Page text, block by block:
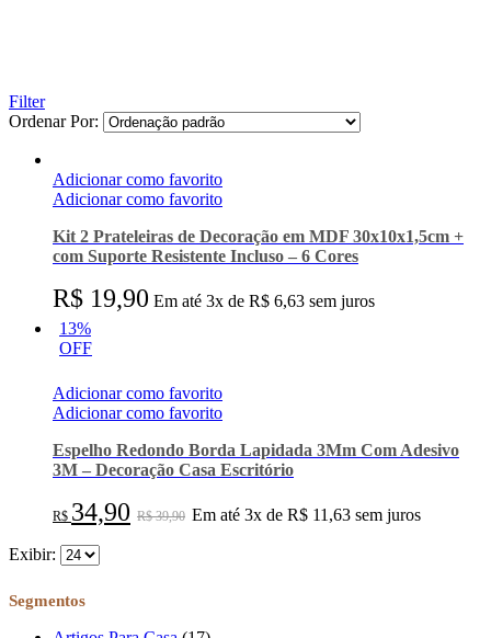
Filter
Ordenar Por:
Adicionar como favorito
Adicionar como favorito
Kit 2 Prateleiras de Decoração em MDF 30x10x1,5cm +
com Suporte Resistente Incluso – 6 Cores
R$ 19,90 Em até 3x de R$ 6,63 sem juros
13%
OFF
Adicionar como favorito
Adicionar como favorito
Espelho Redondo Borda Lapidada 3Mm Com Adesivo
3M – Decoração Casa Escritório
R$ 34,90 R$39,90 Em até 3x de R$ 11,63 sem juros
Exibir:
Segmentos